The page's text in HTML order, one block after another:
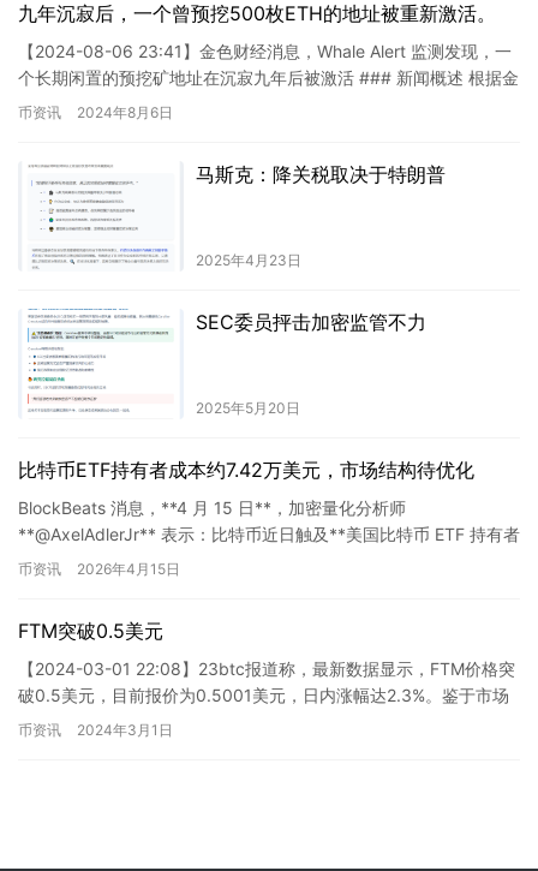
九年沉寂后，一个曾预挖500枚ETH的地址被重新激活。
【2024-08-06 23:41】金色财经消息，Whale Alert 监测发现，一
个长期闲置的预挖矿地址在沉寂九年后被激活 ### 新闻概述 根据金
色财经的报道，Whale A…
币资讯 2024年8月6日
马斯克：降关税取决于特朗普
2025年4月23日
SEC委员抨击加密监管不力
2025年5月20日
比特币ETF持有者成本约7.42万美元，市场结构待优化
BlockBeats 消息，**4 月 15 日**，加密量化分析师
**@AxelAdlerJr** 表示：比特币近日触及**美国比特币 ETF 持有者
的平均入场成本 74,20…
币资讯 2026年4月15日
FTM突破0.5美元
【2024-03-01 22:08】23btc报道称，最新数据显示，FTM价格突
破0.5美元，目前报价为0.5001美元，日内涨幅达2.3%。鉴于市场
波动剧烈，请谨慎控制风险。
币资讯 2024年3月1日